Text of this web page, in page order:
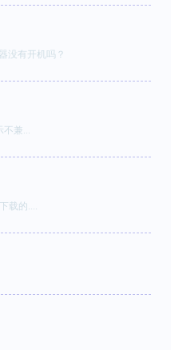
没有开机吗？
不兼...
载的....